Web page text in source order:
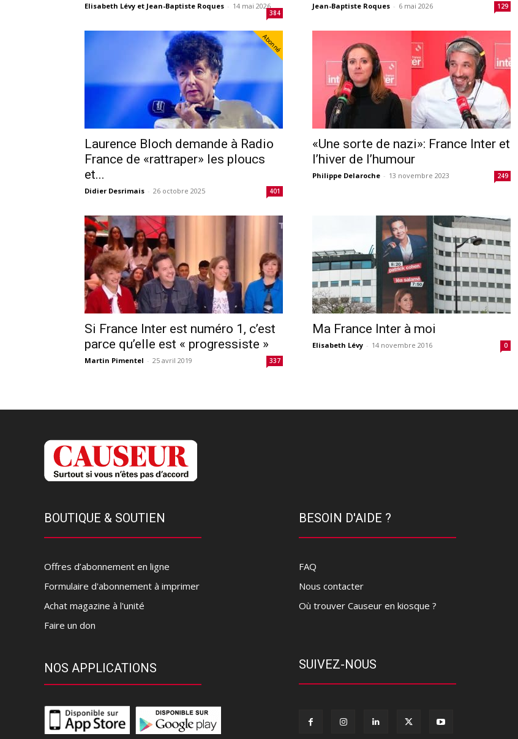
Elisabeth Lévy et Jean-Baptiste Roques - 14 mai 2026
384
Jean-Baptiste Roques - 6 mai 2026 129
Abonné
Laurence Bloch demande à Radio
France de «rattraper» les ploucs
et...
Didier Desrimais - 26 octobre 2025 401
«Une sorte de nazi»: France Inter et
l’hiver de l’humour
Philippe Delaroche - 13 novembre 2023 249
Si France Inter est numéro 1, c’est
parce qu’elle est « progressiste »
Martin Pimentel - 25 avril 2019 337
Ma France Inter à moi
Elisabeth Lévy - 14 novembre 2016 0
BOUTIQUE & SOUTIEN
Offres d’abonnement en ligne
Formulaire d'abonnement à imprimer
Achat magazine à l'unité
Faire un don
NOS APPLICATIONS
BESOIN D'AIDE ?
FAQ
Nous contacter
Où trouver Causeur en kiosque ?
SUIVEZ-NOUS